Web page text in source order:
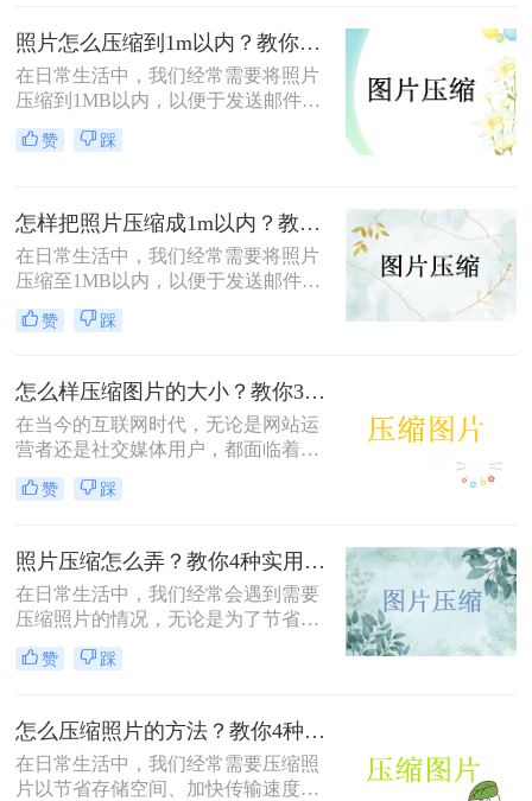
实际需求快速做出选择。
种将图片压缩到200K以下的实用方
法。
照片怎么压缩到1m以内？教你三招压缩照片！
在日常生活中，我们经常需要将照片
压缩到1MB以内，以便于发送邮件、
上传到社交媒体或满足特定平台的要
求。那么照片怎么压缩到1m以内呢？
赞 踩
怎样把照片压缩成1m以内？教你四种实用的压缩方法！
在日常生活中，我们经常需要将照片
压缩至1MB以内，以便于发送邮件、
上传到社交媒体或满足特定平台的要
求。那么怎样把照片压缩成1m以内
缩照片大小，帮助您轻松应对这些需
求。
赞 踩
怎么样压缩图片的大小？教你3种实用方法！
在当今的互联网时代，无论是网站运
营者还是社交媒体用户，都面临着一
个共同的问题——怎么样压缩图片的
大小。较大的图片文件不仅会占用更
间延长，影响用户体验。本文将介绍
三种压缩图片大小的方法。
赞 踩
照片压缩怎么弄？教你4种实用方法！
在日常生活中，我们经常会遇到需要
压缩照片的情况，无论是为了节省存
储空间，还是为了加快图片上传和下
载的速度。那么照片压缩怎么弄呢？
法，帮助您轻松应对照片压缩的需
求。
赞 踩
怎么压缩照片的方法？教你4种实用方法!！
在日常生活中，我们经常需要压缩照
片以节省存储空间、加快传输速度或